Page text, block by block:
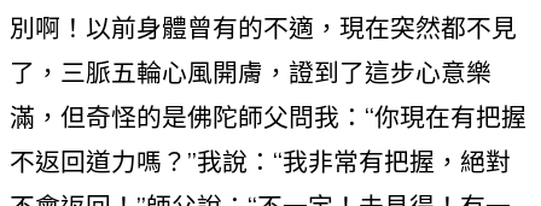
別啊！以前身體曾有的不適，現在突然都不見
了，三脈五輪心風開膚，證到了這步心意樂
滿，但奇怪的是佛陀師父問我：“你現在有把握
不返回道力嗎？”我說：“我非常有把握，絕對